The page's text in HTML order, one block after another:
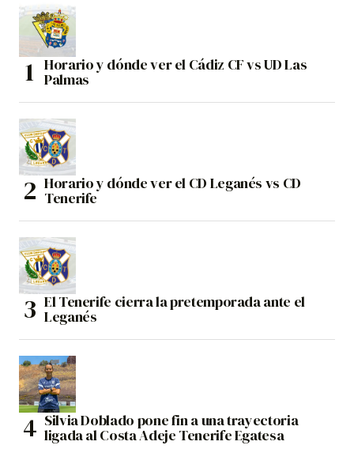
Horario y dónde ver el Cádiz CF vs UD Las
Palmas
Horario y dónde ver el CD Leganés vs CD
Tenerife
El Tenerife cierra la pretemporada ante el
Leganés
Silvia Doblado pone fin a una trayectoria
ligada al Costa Adeje Tenerife Egatesa